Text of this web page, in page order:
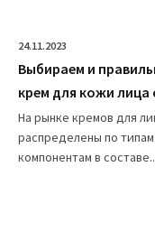
24.11.2023
Выбираем и
крем для кожи лица
На рынке кремов для
распределены по
компонентам в